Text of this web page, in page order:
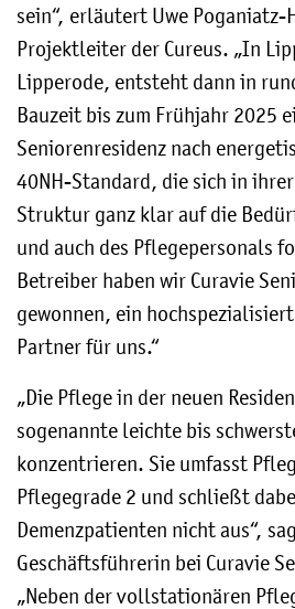
sein“, erläutert Uwe
Projektleiter der Cureus. „In
Lipperode, entsteht dann in
Bauzeit bis zum Frühjahr 2025
Seniorenresidenz nach
40NH-Standard, die sich in
Struktur ganz klar auf die
und auch des Pflegepersonals
Betreiber haben wir Curavie
gewonnen, ein
Partner für uns.“
„Die Pflege in der neuen
sogenannte leichte bis
konzentrieren. Sie umfasst
Pflegegrade 2 und schließt
Demenzpatienten nicht aus“,
Geschäftsführerin bei Curavie
„Neben der vollstationären